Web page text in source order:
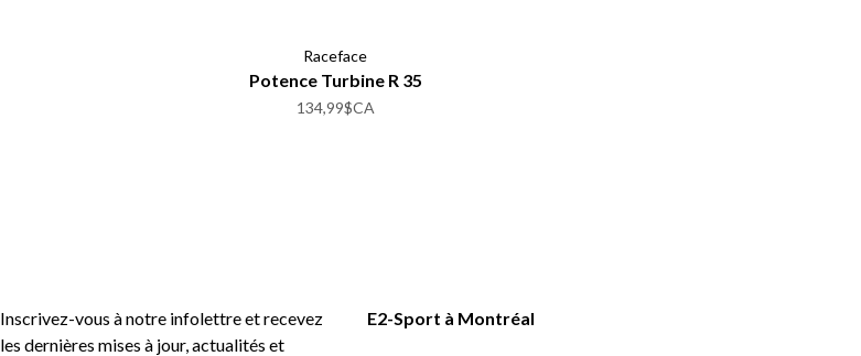
Raceface
Potence Turbine R 35
134,99$CA
Inscrivez-vous à notre infolettre et recevez
les dernières mises à jour, actualités et
E2-Sport à Montréal